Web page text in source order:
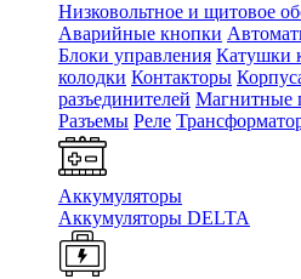
Низковольтное и щитовое
Аварийные кнопки
Блоки управления Катушки
колодки Контакторы
разъединителей Магнитные
Разъемы Реле
Аккумуляторы
Аккумуляторы DELTA